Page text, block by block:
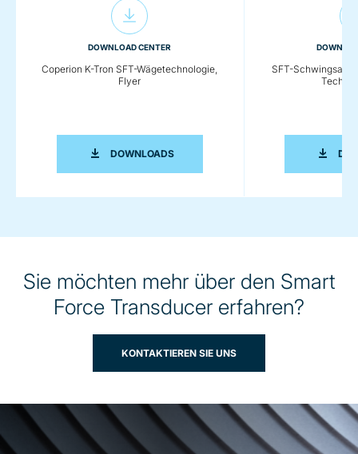
DOWNLOAD CENTER
Coperion K-Tron SFT-Wägetechnologie,
Flyer
DOWNLOADSCOPERION K-TRON SFT-
SFT-
Sie möchten mehr über den Smart
Force Transducer erfahren?
KONTAKTIEREN SIE UNS